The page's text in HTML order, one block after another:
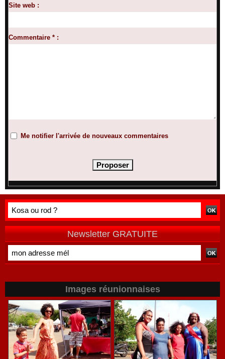
Site web :
Commentaire * :
Me notifier l'arrivée de nouveaux commentaires
Newsletter GRATUITE
Images réunionnaises